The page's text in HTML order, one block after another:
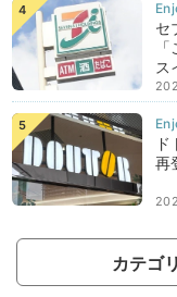
セ
ス
再
カテゴ